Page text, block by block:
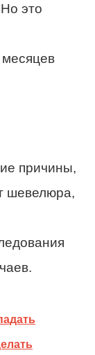
это
месяцев
причины,
шевелюра,